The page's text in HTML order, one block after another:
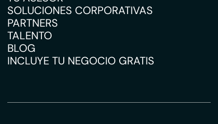
SOLUCIONES CORPORATIVAS
PARTNERS
TALENTO
BLOG
INCLUYE TU NEGOCIO GRATIS